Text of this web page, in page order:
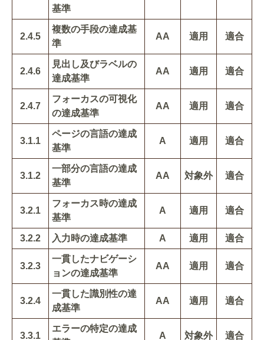
基準
2.4.5
複数の手段の達成基
準
AA 適用 適合
2.4.6
見出し及びラベルの
達成基準
AA 適用 適合
2.4.7
フォーカスの可視化
の達成基準
AA 適用 適合
3.1.1
ページの言語の達成
基準
A 適用 適合
3.1.2
一部分の言語の達成
基準
AA 対象外 適合
3.2.1
フォーカス時の達成
基準
A 適用 適合
3.2.2 入力時の達成基準 A 適用 適合
3.2.3
一貫したナビゲーシ
ョンの達成基準
AA 適用 適合
3.2.4
一貫した識別性の達
成基準
AA 適用 適合
3.3.1
エラーの特定の達成
A 対象外 適合